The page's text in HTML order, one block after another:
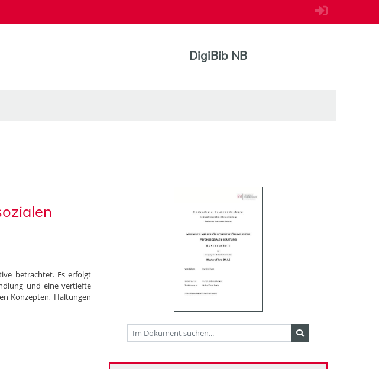
DigiBib NB
betrachtet. Es erfolgt
und eine vertiefte
Konzepten, Haltungen